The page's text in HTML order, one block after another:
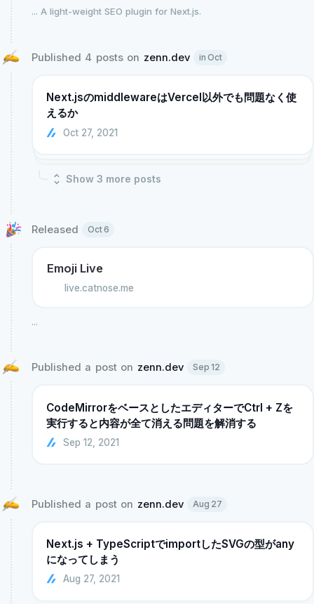
... A light-weight SEO plugin for Next.js.
Published 4 posts on zenn.dev in Oct
Next.jsのmiddlewareはVercel以外でも問題なく使
えるか
Oct 27, 2021
Show 3 more posts
Released Oct 6
Emoji Live
live.catnose.me
...
Published a post on zenn.dev Sep 12
CodeMirrorをベースとしたエディターでCtrl + Zを
実行すると内容が全て消える問題を解消する
Sep 12, 2021
Published a post on zenn.dev Aug 27
Next.js + TypeScriptでimportしたSVGの型がany
になってしまう
Aug 27, 2021